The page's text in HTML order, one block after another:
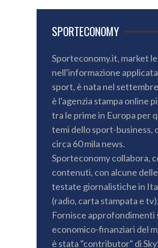
SPORTECONOMY
Sporteconomy.it, market
nell'informazione
sport, è nata nel
è l'agenzia stampa online
tra le prime in Europa per
temi dello sport-business,
circa 60 mila news.
Sporteconomy collabora,
contenuti, con alcune
testate giornalistiche in
(radio, carta stampata e tv).
Fornisce approfondimenti
economico-finanziari del
è stata "contributor" di